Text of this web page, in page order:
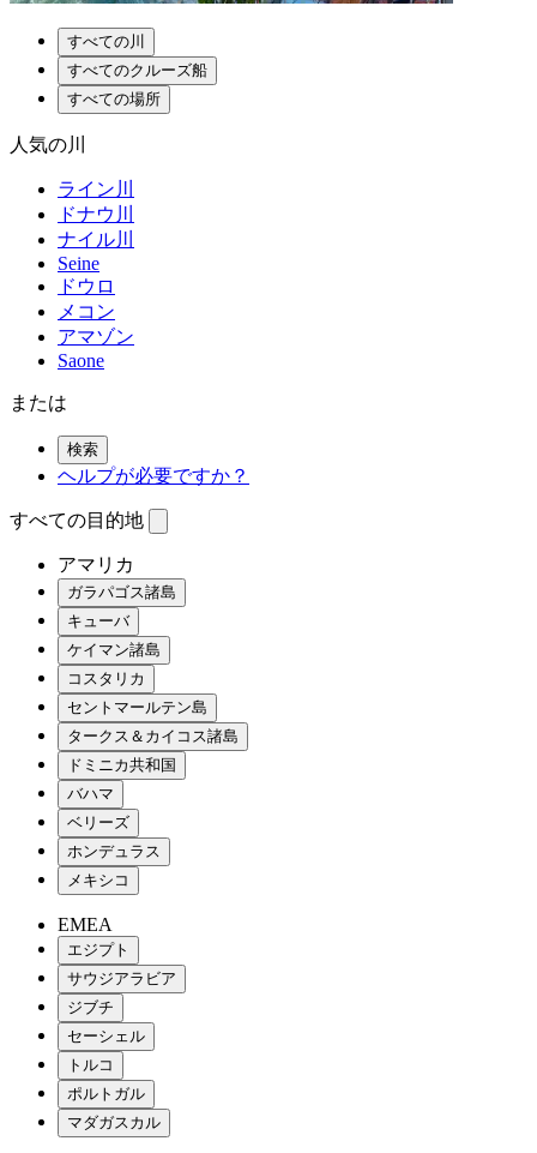
すべての川
すべてのクルーズ船
すべての場所
人気の川
ライン川
ドナウ川
ナイル川
Seine
ドウロ
メコン
アマゾン
Saone
または
検索
ヘルプが必要ですか？
すべての目的地
アマリカ
ガラパゴス諸島
キューバ
ケイマン諸島
コスタリカ
セントマールテン島
タークス＆カイコス諸島
ドミニカ共和国
バハマ
ベリーズ
ホンデュラス
メキシコ
EMEA
エジプト
サウジアラビア
ジブチ
セーシェル
トルコ
ポルトガル
マダガスカル